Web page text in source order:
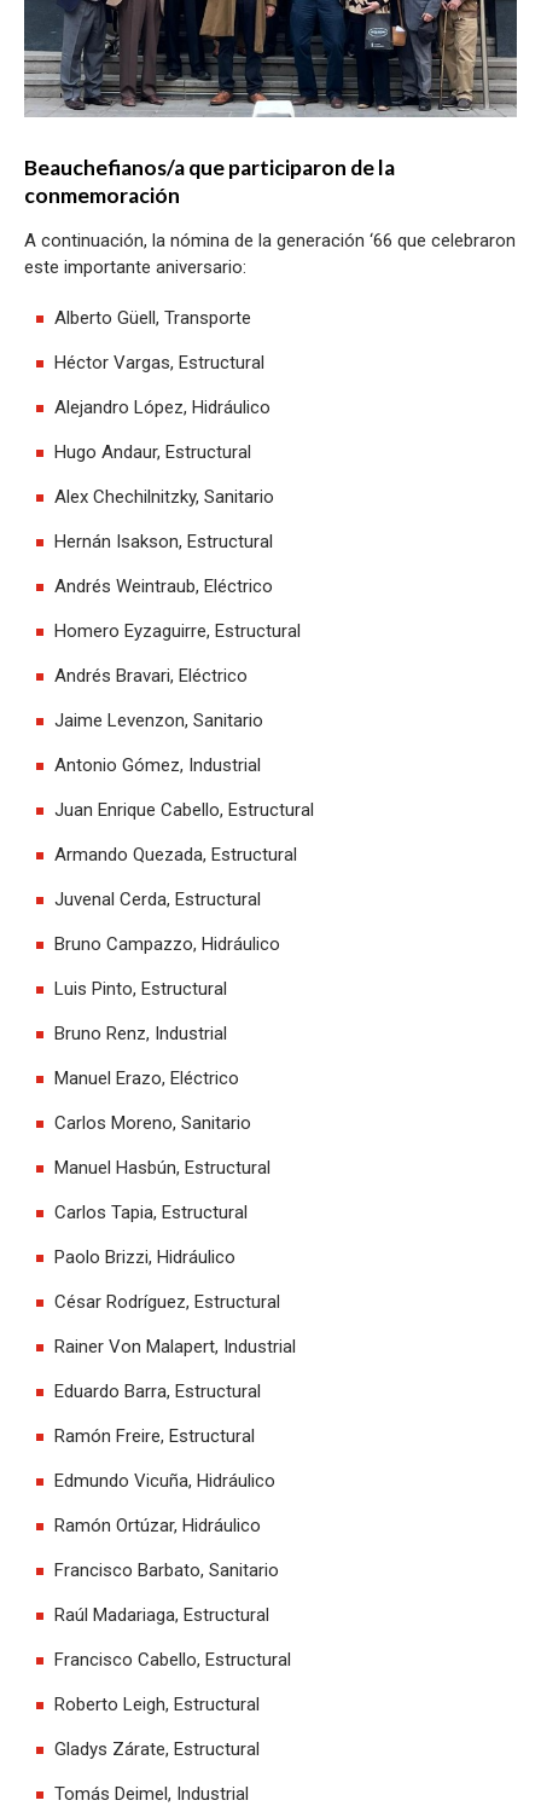
Beauchefianos/a que participaron de la
conmemoración
A continuación, la nómina de la generación ‘66 que celebraron
este importante aniversario:
Alberto Güell, Transporte
Héctor Vargas, Estructural
Alejandro López, Hidráulico
Hugo Andaur, Estructural
Alex Chechilnitzky, Sanitario
Hernán Isakson, Estructural
Andrés Weintraub, Eléctrico
Homero Eyzaguirre, Estructural
Andrés Bravari, Eléctrico
Jaime Levenzon, Sanitario
Antonio Gómez, Industrial
Juan Enrique Cabello, Estructural
Armando Quezada, Estructural
Juvenal Cerda, Estructural
Bruno Campazzo, Hidráulico
Luis Pinto, Estructural
Bruno Renz, Industrial
Manuel Erazo, Eléctrico
Carlos Moreno, Sanitario
Manuel Hasbún, Estructural
Carlos Tapia, Estructural
Paolo Brizzi, Hidráulico
César Rodríguez, Estructural
Rainer Von Malapert, Industrial
Eduardo Barra, Estructural
Ramón Freire, Estructural
Edmundo Vicuña, Hidráulico
Ramón Ortúzar, Hidráulico
Francisco Barbato, Sanitario
Raúl Madariaga, Estructural
Francisco Cabello, Estructural
Roberto Leigh, Estructural
Gladys Zárate, Estructural
Tomás Deimel, Industrial